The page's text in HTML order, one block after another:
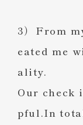
3）From
eated me
ality.
Our check
pful.In